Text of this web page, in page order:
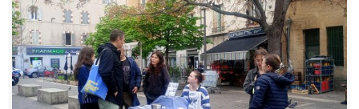
Le mercredi 9 novembre, le groupe « Mai en bulles », composé
d’Élise, Loeïza, Alice et Luna, s’est réuni sur la place Caffo afin de
présenter aux passant·es et habitant·es du quartier leurs actions et
outils de médiation conçus tout au long de l’année autour de la BD
La Belle de mai, […]